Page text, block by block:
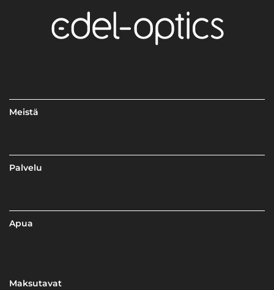
Meistä
Palvelu
Apua
Maksutavat